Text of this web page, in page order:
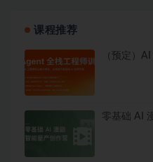
课程推荐
（预定）
零基础 AI